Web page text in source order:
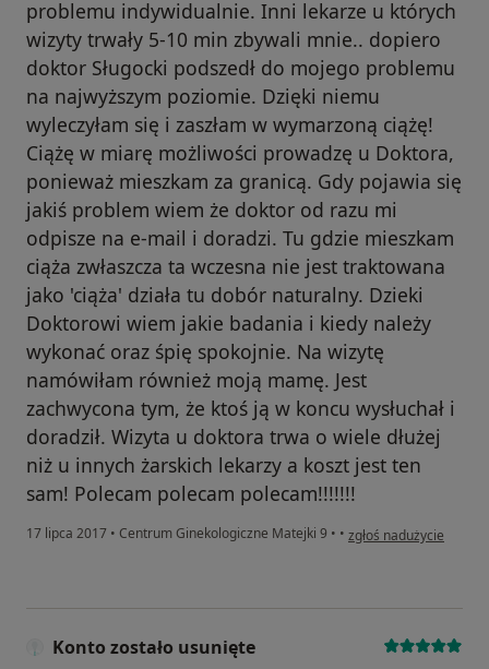
problemu indywidualnie. Inni lekarze u których
wizyty trwały 5-10 min zbywali mnie.. dopiero
doktor Sługocki podszedł do mojego problemu
na najwyższym poziomie. Dzięki niemu
wyleczyłam się i zaszłam w wymarzoną ciążę!
Ciążę w miarę możliwości prowadzę u Doktora,
ponieważ mieszkam za granicą. Gdy pojawia się
jakiś problem wiem że doktor od razu mi
odpisze na e-mail i doradzi. Tu gdzie mieszkam
ciąża zwłaszcza ta wczesna nie jest traktowana
jako 'ciąża' działa tu dobór naturalny. Dzieki
Doktorowi wiem jakie badania i kiedy należy
wykonać oraz śpię spokojnie. Na wizytę
namówiłam również moją mamę. Jest
zachwycona tym, że ktoś ją w koncu wysłuchał i
doradził. Wizyta u doktora trwa o wiele dłużej
niż u innych żarskich lekarzy a koszt jest ten
sam! Polecam polecam polecam!!!!!!!
17 lipca 2017 • Centrum Ginekologiczne Matejki 9 • • w opinii użytkownika
zgłoś nadużycie
Konto zostało usunięte